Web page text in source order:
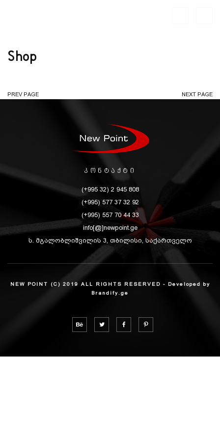
Shop
PREV PAGE NEXT PAGE
კონტაქტი
(+995 32) 2 945 808
(+995) 577 37 32 92
(+995) 557 70 44 33
info[@]newpoint.ge
ს. მგალობლიშვილის 3, თბილისი, საქართველო
NEW POINT (C) 2019 ALL RIGHTS RESERVED - Developed by
Brandify.ge